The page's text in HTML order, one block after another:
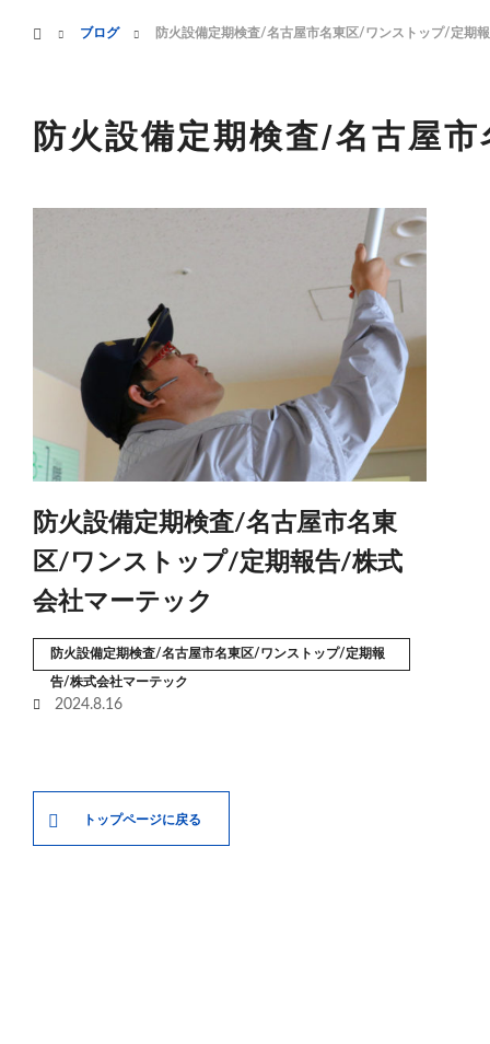
HOME 業務案内
ブログ
防火設備定期検査/名古屋市名東区/ワンストップ/定期
防火設備定期検査/名古屋
防火設備定期検査/名古屋市名東
区/ワンストップ/定期報告/株式
会社マーテック
防火設備定期検査/名古屋市名東区/ワンストップ/定期報
告/株式会社マーテック
2024.8.16
トップページに戻る